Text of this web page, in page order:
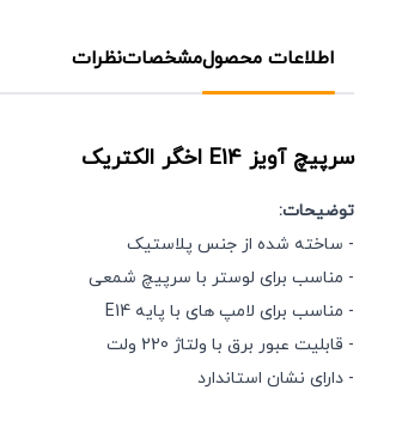
اطلاعات محصولمشخصاتنظرات
سرپیچ آویز E14 اخگر الکتریک
توضیحات:
- ساخته شده از جنس پلاستیک
- مناسب برای لوستر با سرپیچ شمعی
- مناسب برای لامپ های با پایه E14
- قابلیت عبور برق با ولتاژ 220 ولت
- دارای نشان استاندارد